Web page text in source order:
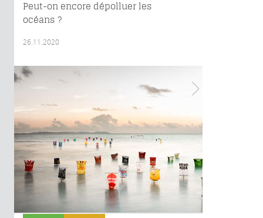
Peut-on encore dépolluer les
océans ?
26.11.2020